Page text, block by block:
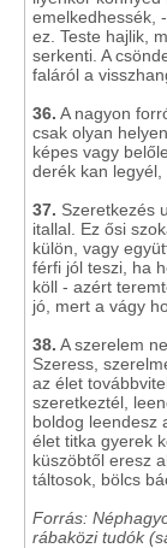
emelkedhessék,
ez. Teste hajlik,
serkenti. A
faláról a
36. A nagyon
csak olyan
képes vagy
derék kan
37. Szeretkezés
itallal. Ez ősi
külön, vagy
férfi jól teszi, ha
köll - azért
jó, mert a vágy
38. A szerelem
Szeress,
az élet
szeretkeztél,
boldog leendesz
élet titka gyerek
küszöbtől eresz
táltosok, bölcs
Forrás:
rábaközi tudók